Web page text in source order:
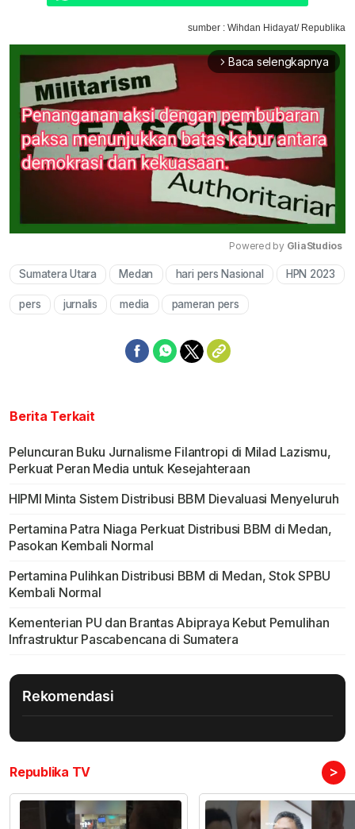
sumber : Wihdan Hidayat/ Republika
arrow_forward_ios Baca selengkapnya
Mute
Powered by GliaStudios
Sumatera Utara Medan hari pers Nasional HPN 2023
pers jurnalis media pameran pers
Berita Terkait
Peluncuran Buku Jurnalisme Filantropi di Milad Lazismu,
Perkuat Peran Media untuk Kesejahteraan
HIPMI Minta Sistem Distribusi BBM Dievaluasi Menyeluruh
Pertamina Patra Niaga Perkuat Distribusi BBM di Medan,
Pasokan Kembali Normal
Pertamina Pulihkan Distribusi BBM di Medan, Stok SPBU
Kembali Normal
Kementerian PU dan Brantas Abipraya Kebut Pemulihan
Infrastruktur Pascabencana di Sumatera
Rekomendasi
Republika TV >